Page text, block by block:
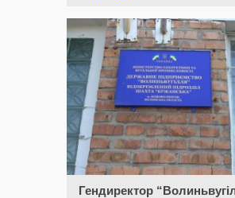
Гендиректор